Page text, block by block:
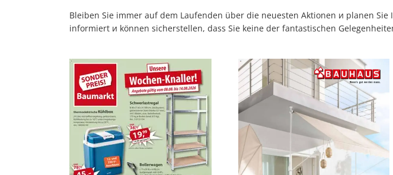
Bleiben Sie immer auf dem Laufenden über die neuesten Aktionen и planen
informiert и können sicherstellen, dass Sie keine der fantastischen